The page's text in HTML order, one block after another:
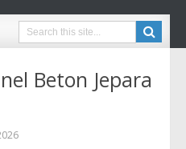
Beton Jepara